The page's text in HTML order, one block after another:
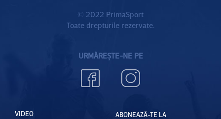
© 2022 PrimaSport
Toate drepturile rezervate.
URMĂREȘTE-NE PE
VIDEO
ABONEAZĂ-TE LA